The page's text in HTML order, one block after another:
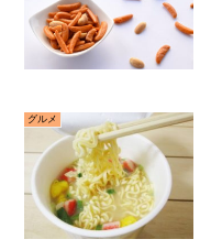
グルメ